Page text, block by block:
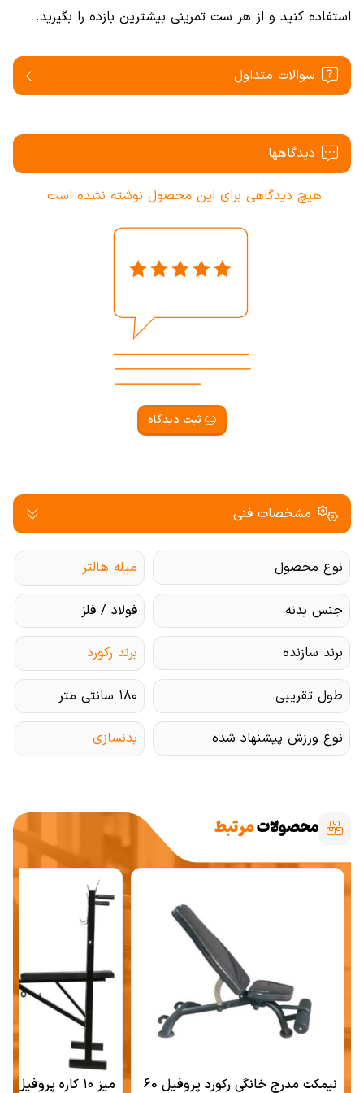
استفاده کنید و از هر ست تمرینی بیشترین بازده را بگیرید.
سوالات متداول
دیدگاهها
هیچ دیدگاهی برای این محصول نوشته نشده است.
ثبت دیدگاه
مشخصات فنی
نوع محصول میله هالتر
جنس بدنه فولاد / فلز
برند سازنده برند رکورد
طول تقریبی ۱۸۰ سانتی متر
نوع ورزش پیشنهاد شده بدنسازی
محصولاتمرتبط
نیمکت مدرج خانگی رکورد پروفیل 60 میز ۱۰ کاره پروفیل ۶۰ رکورد